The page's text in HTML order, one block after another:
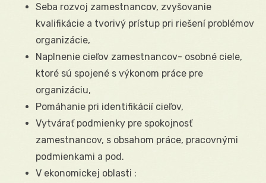
Seba rozvoj zamestnancov, zvyšovanie
kvalifikácie a tvorivý prístup pri riešení problémov
organizácie,
Naplnenie cieľov zamestnancov- osobné ciele,
ktoré sú spojené s výkonom práce pre
organizáciu,
Pomáhanie pri identifikácií cieľov,
Vytvárať podmienky pre spokojnosť
zamestnancov, s obsahom práce, pracovnými
podmienkami a pod.
V ekonomickej oblasti :